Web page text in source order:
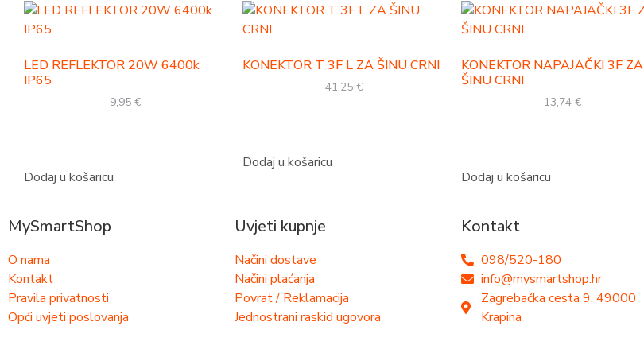
LED REFLEKTOR 20W 6400k
IP65
9,95 €
Dodaj u košaricu
KONEKTOR T 3F L ZA ŠINU CRNI
41,25 €
Dodaj u košaricu
KONEKTOR NAPAJAČKI 3F ZA
ŠINU CRNI
13,74 €
Dodaj u košaricu
MySmartShop
O nama
Kontakt
Pravila privatnosti
Opći uvjeti poslovanja
Uvjeti kupnje
Načini dostave
Načini plaćanja
Povrat / Reklamacija
Jednostrani raskid ugovora
Kontakt
098/520-180
info@mysmartshop.hr
Zagrebačka cesta 9, 49000
Krapina